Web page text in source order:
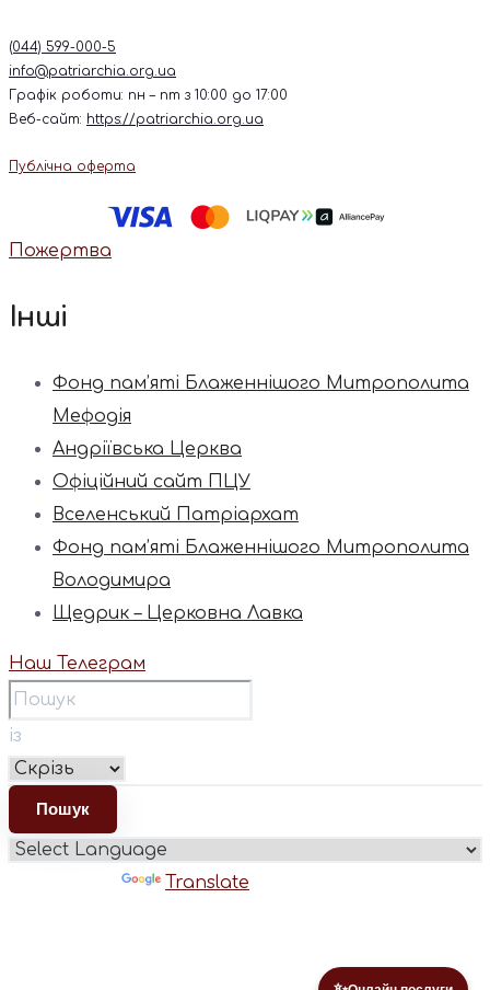
(044) 599-000-5
info@patriarchia.org.ua
Графік роботи: пн – пт з 10:00 до 17:00
Веб-сайт: https://patriarchia.org.ua
Публічна оферта
Пожертва
Інші
Фонд пам’яті Блаженнішого Митрополита
Мефодія
Андріївська Церква
Офіційний сайт ПЦУ
Вселенський Патріархат
Фонд пам’яті Блаженнішого Митрополита
Володимира
Щедрик – Церковна Лавка
Наш Телеграм
із
Translate